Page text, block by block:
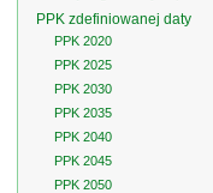
PPK zdefiniowanej daty
PPK 2020
PPK 2025
PPK 2030
PPK 2035
PPK 2040
PPK 2045
PPK 2050